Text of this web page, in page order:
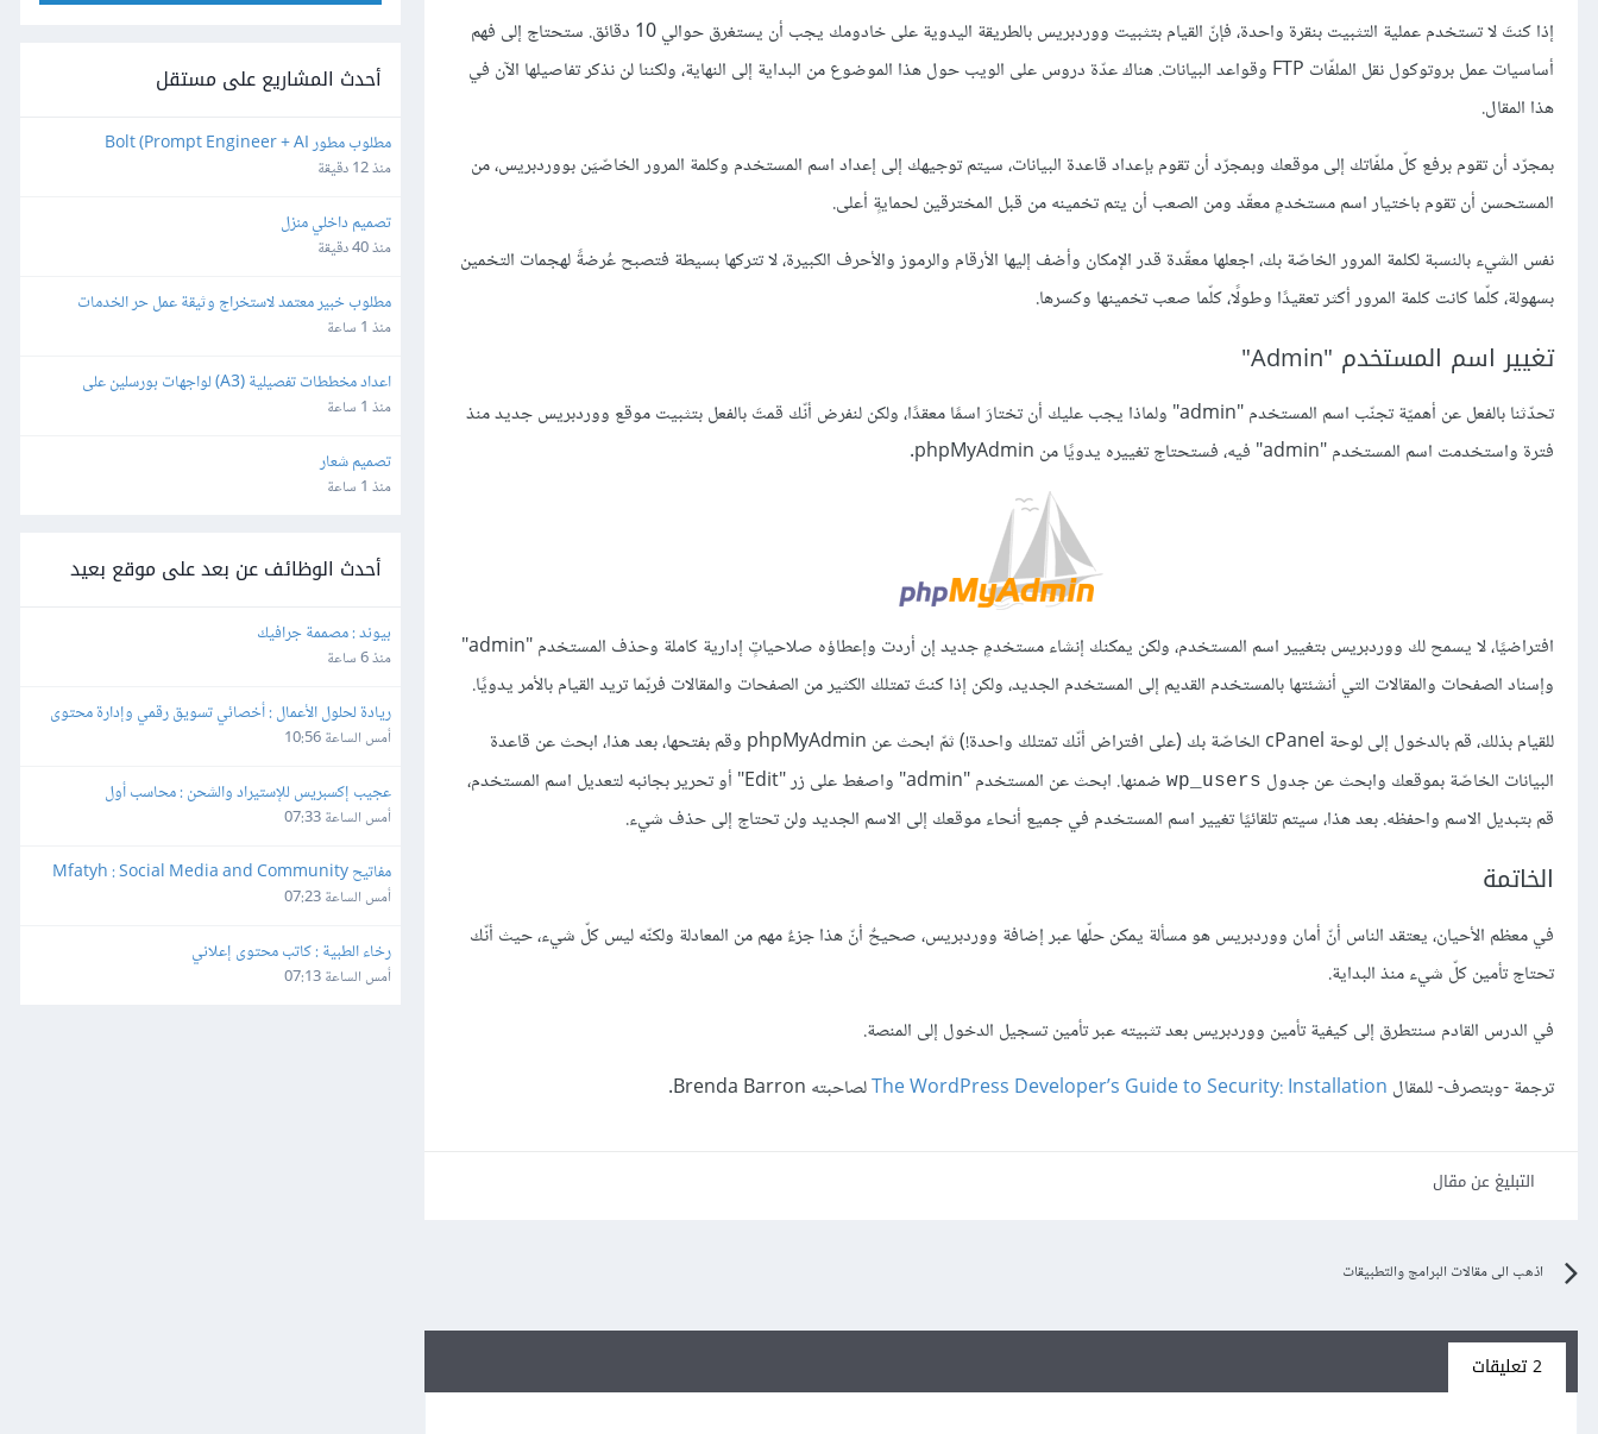
إذا كنتَ لا تستخدم عملية التثبيت بنقرة واحدة، فإنّ القيام بتثبيت ووردبريس بالطريقة اليدوية على خادومك يجب أن يستغرق حوالي 10 دقائق. ستحتاج إلى فهم
أساسيات عمل بروتوكول نقل الملفّات FTP وقواعد البيانات. هناك عدّة دروس على الويب حول هذا الموضوع من البداية إلى النهاية، ولكننا لن نذكر تفاصيلها الآن في
هذا المقال.
بمجرّد أن تقوم برفع كلّ ملفّاتك إلى موقعك وبمجرّد أن تقوم بإعداد قاعدة البيانات، سيتم توجيهك إلى إعداد اسم المستخدم وكلمة المرور الخاصّيَن بووردبريس، من
المستحسن أن تقوم باختيار اسم مستخدمٍ معقّد ومن الصعب أن يتم تخمينه من قبل المخترقين لحمايةٍ أعلى.
نفس الشيء بالنسبة لكلمة المرور الخاصّة بك، اجعلها معقّدة قدر الإمكان وأضف إليها الأرقام والرموز والأحرف الكبيرة، لا تتركها بسيطة فتصبح عُرضةً لهجمات التخمين
بسهولة، كلّما كانت كلمة المرور أكثر تعقيدًا وطولًا، كلّما صعب تخمينها وكسرها.
تغيير اسم المستخدم "Admin"
تحدّثنا بالفعل عن أهميّة تجنّب اسم المستخدم "admin" ولماذا يجب عليك أن تختارَ اسمًا معقدًا، ولكن لنفرض أنّك قمتَ بالفعل بتثبيت موقع ووردبريس جديد منذ
فترة واستخدمت اسم المستخدم "admin" فيه، فستحتاج تغييره يدويًا من phpMyAdmin.
افتراضيًا، لا يسمح لك ووردبريس بتغيير اسم المستخدم، ولكن يمكنك إنشاء مستخدمٍ جديد إن أردت وإعطاؤه صلاحياتٍ إدارية كاملة وحذف المستخدم "admin"
وإسناد الصفحات والمقالات التي أنشئتها بالمستخدم القديم إلى المستخدم الجديد، ولكن إذا كنتَ تمتلك الكثير من الصفحات والمقالات فربّما تريد القيام بالأمر يدويًا.
للقيام بذلك، قم بالدخول إلى لوحة cPanel الخاصّة بك (على افتراض أنّك تمتلك واحدة!) ثمّ ابحث عن phpMyAdmin وقم بفتحها، بعد هذا، ابحث عن قاعدة
البيانات الخاصّة بموقعك وابحث عن جدول wp_users
ضمنها. ابحث عن المستخدم "admin" واصغط على زر "Edit" أو تحرير بجانبه لتعديل اسم المستخدم،
قم بتبديل الاسم واحفظه. بعد هذا، سيتم تلقائيًا تغيير اسم المستخدم في جميع أنحاء موقعك إلى الاسم الجديد ولن تحتاج إلى حذف شيء.
الخاتمة
في معظم الأحيان، يعتقد الناس أنّ أمان ووردبريس هو مسألة يمكن حلّها عبر إضافة ووردبريس، صحيحٌ أنّ هذا جزءٌ مهم من المعادلة ولكنّه ليس كلّ شيء، حيث أنّك
تحتاج تأمين كلّ شيء منذ البداية.
في الدرس القادم سنتطرق إلى كيفية تأمين ووردبريس بعد تثبيته عبر تأمين تسجيل الدخول إلى المنصة.
ترجمة -وبتصرف- للمقال The WordPress Developer’s Guide to Security: Installationلصاحبته Brenda Barron.
التبليغ عن مقال
اذهب الى مقالات البرامج والتطبيقات
2 تعليقات
أحدث المشاريع على مستقل
Developer)
منذ 12 دقيقة
تصميم داخلي منزل
منذ 40 دقيقة
الرقمية المتجر إلكتروني
منذ 1 ساعة
الأوتوكاد
منذ 1 ساعة
تصميم شعار
منذ 1 ساعة
أحدث الوظائف عن بعد على موقع بعيد
بيوند : مصممة جرافيك
منذ 6 ساعة
ريادة لحلول الأعمال : أخصائي تسويق رقمي وإدارة محتوى
أمس الساعة 10:56
عجيب إكسبريس للإستيراد والشحن : محاسب أول
أمس الساعة 07:33
Manager
أمس الساعة 07:23
رخاء الطبية : كاتب محتوى إعلاني
أمس الساعة 07:13